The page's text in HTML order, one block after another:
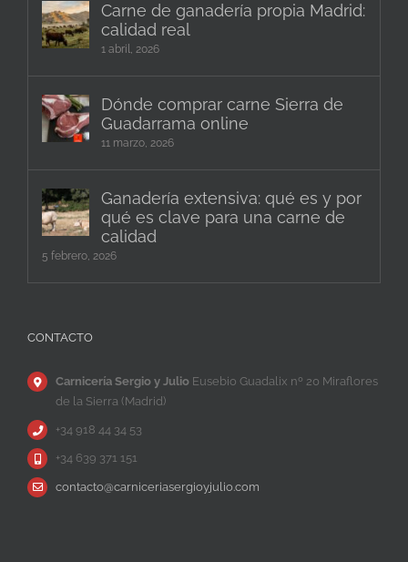
Carne de ganadería propia Madrid:
calidad real
1 abril, 2026
Dónde comprar carne Sierra de
Guadarrama online
11 marzo, 2026
Ganadería extensiva: qué es y por
qué es clave para una carne de
calidad
5 febrero, 2026
CONTACTO
Carnicería Sergio y Julio Eusebio Guadalix nº 20 Miraflores
de la Sierra (Madrid)
+34 918 44 34 53
+34 639 371 151
contacto@carniceriasergioyjulio.com